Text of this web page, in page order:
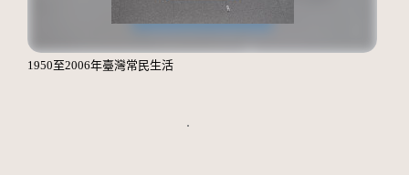
1950至2006年臺灣常民生活